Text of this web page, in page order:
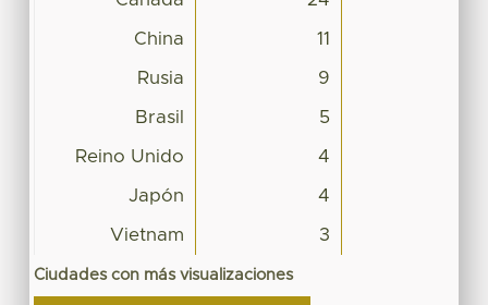
China 11
Rusia 9
Brasil 5
Reino Unido 4
Japón 4
Vietnam 3
Ciudades con más visualizaciones